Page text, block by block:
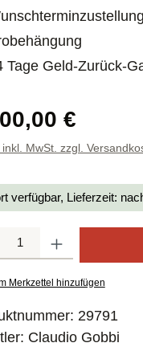
Tage Geld-Zurück-
Preis:€
inkl. MwSt. zzgl.
verfügbar, Lieferzeit:
Merkzettel hinzufügen
29791
Claudio Gobbi